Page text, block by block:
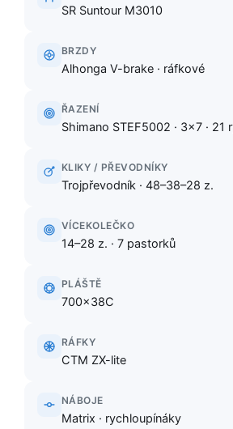
SR Suntour M3010
BRZDY
Alhonga V-brake · ráfkové
ŘAZENÍ
Shimano STEF5002 · 3×7 · 21
KLIKY / PŘEVODNÍKY
Trojpřevodník · 48–38–28 z.
VÍCEKOLEČKO
14–28 z. · 7 pastorků
PLÁŠTĚ
700×38C
RÁFKY
CTM ZX-lite
NÁBOJE
Matrix · rychloupínáky